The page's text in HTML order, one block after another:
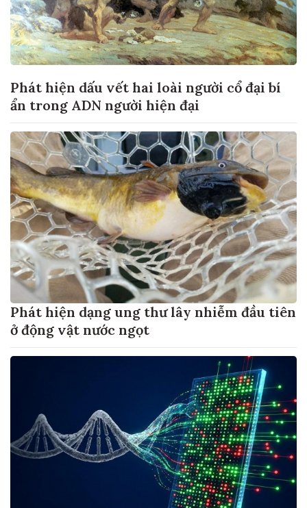
Phát hiện dấu vết hai loài người cổ đại bí
ẩn trong ADN người hiện đại
Phát hiện dạng ung thư lây nhiễm đầu tiên
ở động vật nước ngọt